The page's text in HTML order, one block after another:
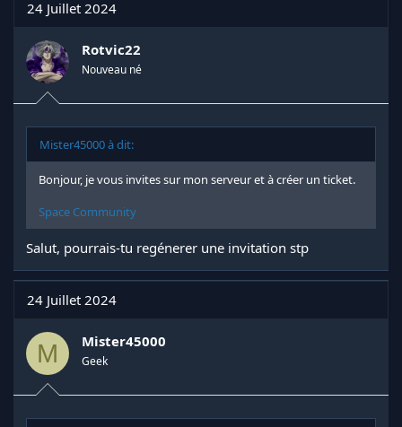
24 Juillet 2024
Rotvic22
Nouveau né
Mister45000 à dit:
Bonjour, je vous invites sur mon serveur et à créer un ticket.
Space Community
Salut, pourrais-tu regénerer une invitation stp
24 Juillet 2024
M Mister45000
Geek